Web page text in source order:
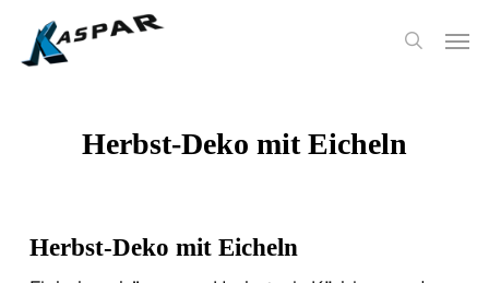
search
Herbst-Deko mit Eicheln
Herbst-Deko mit Eicheln